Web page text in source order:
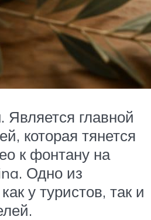
главной
которая тянется
к фонтану на
Одно из
у туристов, так и